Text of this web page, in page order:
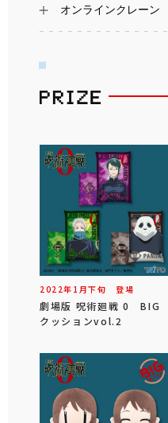
オンラインクレーン
2022年 1 月下旬 登場
劇場版 呪術廻戦 0 BIG
クッションvol.2